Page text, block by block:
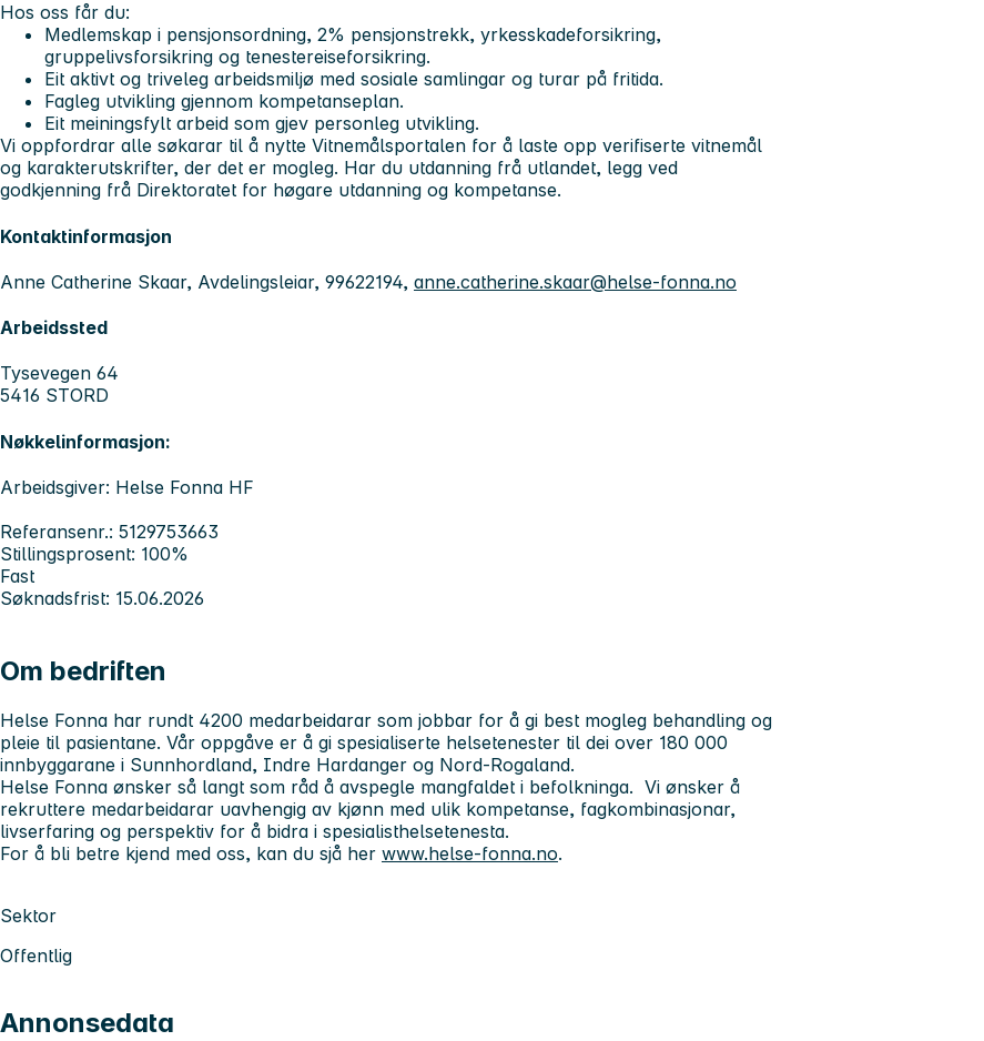
Hos oss får du:
Medlemskap i pensjonsordning, 2% pensjonstrekk, yrkesskadeforsikring,
gruppelivsforsikring og tenestereiseforsikring.
Eit aktivt og triveleg arbeidsmiljø med sosiale samlingar og turar på fritida.
Fagleg utvikling gjennom kompetanseplan.
Eit meiningsfylt arbeid som gjev personleg utvikling.
Vi oppfordrar alle søkarar til å nytte Vitnemålsportalen for å laste opp verifiserte vitnemål
og karakterutskrifter, der det er mogleg. Har du utdanning frå utlandet, legg ved
godkjenning frå Direktoratet for høgare utdanning og kompetanse.
Kontaktinformasjon
Anne Catherine Skaar, Avdelingsleiar, 99622194, anne.catherine.skaar@helse-fonna.no
Arbeidssted
Tysevegen 64
5416 STORD
Nøkkelinformasjon:
Arbeidsgiver: Helse Fonna HF
Referansenr.: 5129753663
Stillingsprosent: 100%
Fast
Søknadsfrist: 15.06.2026
Om bedriften
Helse Fonna har rundt 4200 medarbeidarar som jobbar for å gi best mogleg behandling og
pleie til pasientane. Vår oppgåve er å gi spesialiserte helsetenester til dei over 180 000
innbyggarane i Sunnhordland, Indre Hardanger og Nord-Rogaland.
Helse Fonna ønsker så langt som råd å avspegle mangfaldet i befolkninga. Vi ønsker å
rekruttere medarbeidarar uavhengig av kjønn med ulik kompetanse, fagkombinasjonar,
livserfaring og perspektiv for å bidra i spesialisthelsetenesta.
For å bli betre kjend med oss, kan du sjå her www.helse-fonna.no.
Sektor
Offentlig
Annonsedata